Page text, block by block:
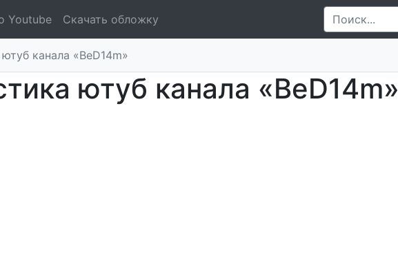
Youtube Скачать обложку
канала «BeD14m»
ютуб канала «BeD14m»